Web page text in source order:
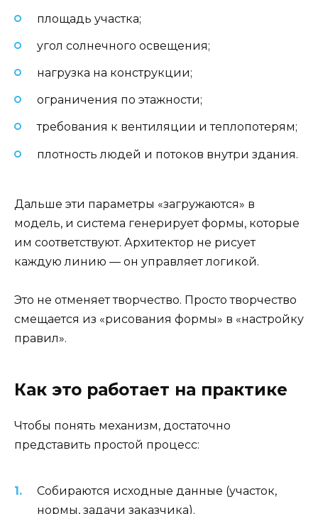
площадь участка;
угол солнечного освещения;
нагрузка на конструкции;
ограничения по этажности;
требования к вентиляции и теплопотерям;
плотность людей и потоков внутри здания.
Дальше эти параметры «загружаются» в
модель, и система генерирует формы, которые
им соответствуют. Архитектор не рисует
каждую линию — он управляет логикой.
Это не отменяет творчество. Просто творчество
смещается из «рисования формы» в «настройку
правил».
Как это работает на практике
Чтобы понять механизм, достаточно
представить простой процесс:
Собираются исходные данные (участок,
нормы, задачи заказчика).